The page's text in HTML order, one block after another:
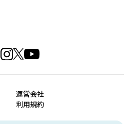
運営会社
利用規約